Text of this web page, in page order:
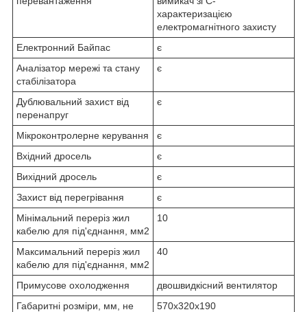
характеризацією
електромагнітного захисту
Електронний Байпас
є
Аналізатор мережі та стану
стабілізатора
є
Дублювальний захист від
перенапруг
є
Мікроконтролерне керування
є
Вхідний дросель
є
Вихідний дросель
є
Захист від перегрівання
є
Мінімальний переріз жил
кабелю для під'єднання, мм2
10
Максимальний переріз жил
кабелю для під'єднання, мм2
40
Примусове охолодження
двошвидкісний вентилятор
Габаритні розміри, мм, не
570х320х190